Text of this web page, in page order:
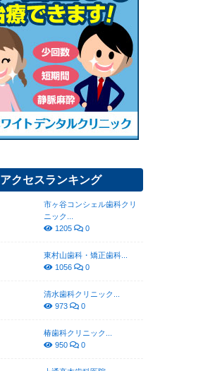
アクセスランキング
市ヶ谷コンシェル歯科クリ
ニック...
1205
0
東村山歯科・矯正歯科...
1056
0
清水歯科クリニック...
973
0
椿歯科クリニック...
950
0